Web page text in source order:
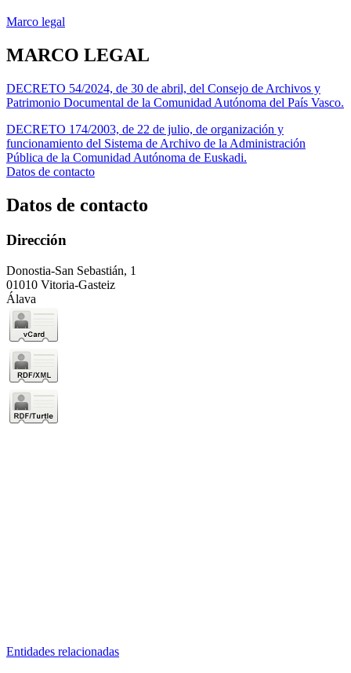
Marco legal
MARCO LEGAL
DECRETO 54/2024, de 30 de abril, del Consejo de Archivos y
Patrimonio Documental de la Comunidad Autónoma del País Vasco.
DECRETO 174/2003, de 22 de julio, de organización y
funcionamiento del Sistema de Archivo de la Administración
Pública de la Comunidad Autónoma de Euskadi.
Datos de contacto
Datos de contacto
Dirección
Donostia-San Sebastián, 1
01010 Vitoria-Gasteiz
Álava
Entidades relacionadas